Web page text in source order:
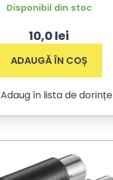
Disponibil din stoc
10,0lei
ADAUGĂ ÎN COȘ
Adaug în lista de dorințe